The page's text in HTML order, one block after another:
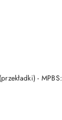
- MPBS: